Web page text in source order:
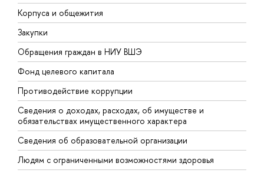
Корпуса и общежития
Закупки
Обращения граждан в НИУ ВШЭ
Фонд целевого капитала
Противодействие коррупции
Сведения о доходах, расходах, об имуществе и
обязательствах имущественного характера
Сведения об образовательной организации
Людям с ограниченными возможностями здоровья